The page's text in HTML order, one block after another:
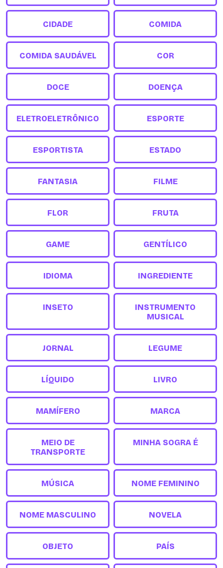
CIDADE COMIDA
COMIDA SAUDÁVEL COR
DOCE DOENÇA
ELETROELETRÔNICO ESPORTE
ESPORTISTA ESTADO
FANTASIA FILME
FLOR FRUTA
GAME GENTÍLICO
IDIOMA INGREDIENTE
INSETO
INSTRUMENTO
MUSICAL
JORNAL LEGUME
LÍQUIDO LIVRO
MAMÍFERO MARCA
MEIO DE
TRANSPORTE
MINHA SOGRA É
MÚSICA NOME FEMININO
NOME MASCULINO NOVELA
OBJETO PAÍS